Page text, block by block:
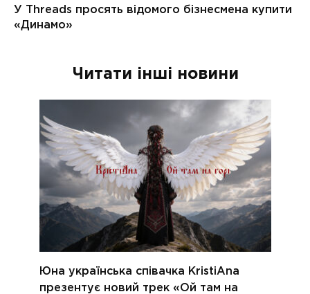
Читати інші новини
Юна українська співачка KristiAna
презентує новий трек «Ой там на